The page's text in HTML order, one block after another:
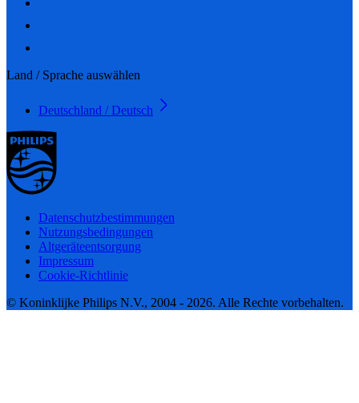
Land / Sprache auswählen
Deutschland / Deutsch
Datenschutzbestimmungen
Nutzungsbedingungen
Altgeräteentsorgung
Impressum
Cookie-Richtlinie
© Koninklijke Philips N.V., 2004 - 2026. Alle Rechte vorbehalten.